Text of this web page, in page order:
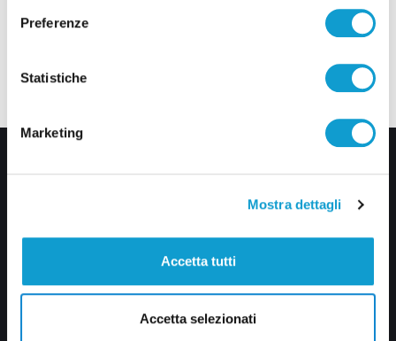
Preferenze
Statistiche
Marketing
Mostra dettagli
Accetta tutti
Accetta selezionati